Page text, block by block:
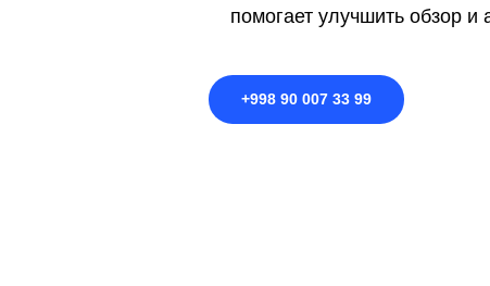
помогает улучшить обзор и
+998 90 007 33 99